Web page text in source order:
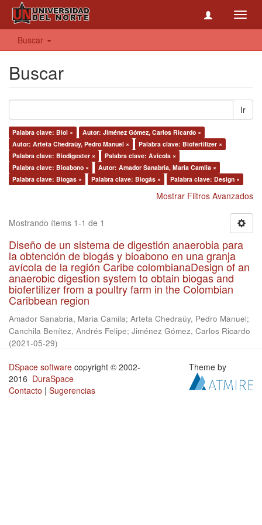
Buscar
Buscar
Ir
Palabra clave: Biol ×
Autor: Jiménez Gómez, Carlos Ricardo ×
Autor: Arteta Chedraüy, Pedro Manuel ×
Palabra clave: Biofertilizer ×
Palabra clave: Biodigester ×
Palabra clave: Avícola ×
Palabra clave: Bioabono ×
Autor: Amador Sanabria, Maria Camila ×
Palabra clave: Biogas ×
Palabra clave: Biogás × Palabra clave: Design ×
Mostrar Filtros Avanzados
Mostrando ítems 1-1 de 1
Diseño de un sistema de digestión anaerobia para
la obtención de biogás y bioabono en una granja
avícola de la región Caribe colombianaDesign of an
anaerobic digestion system to obtain biogas and
biofertilizer from a poultry farm in the Colombian
Caribbean region
Amador Sanabria, Maria Camila; Arteta Chedraüy, Pedro Manuel;
Canchila Benítez, Andrés Felipe; Jiménez Gómez, Carlos Ricardo
(2021-05-29)
DSpace software copyright © 2002-
2016 DuraSpace
Contacto | Sugerencias
Theme by